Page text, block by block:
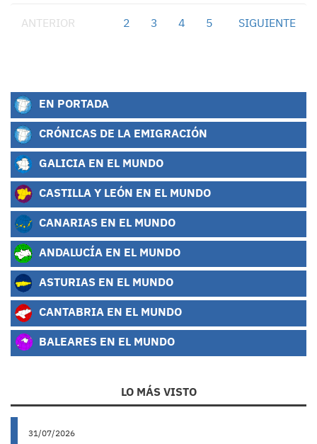
ANTERIOR 2 3 4 5 SIGUIENTE
EN PORTADA
CRÓNICAS DE LA EMIGRACIÓN
GALICIA EN EL MUNDO
CASTILLA Y LEÓN EN EL MUNDO
CANARIAS EN EL MUNDO
ANDALUCÍA EN EL MUNDO
ASTURIAS EN EL MUNDO
CANTABRIA EN EL MUNDO
BALEARES EN EL MUNDO
LO MÁS VISTO
31/07/2026